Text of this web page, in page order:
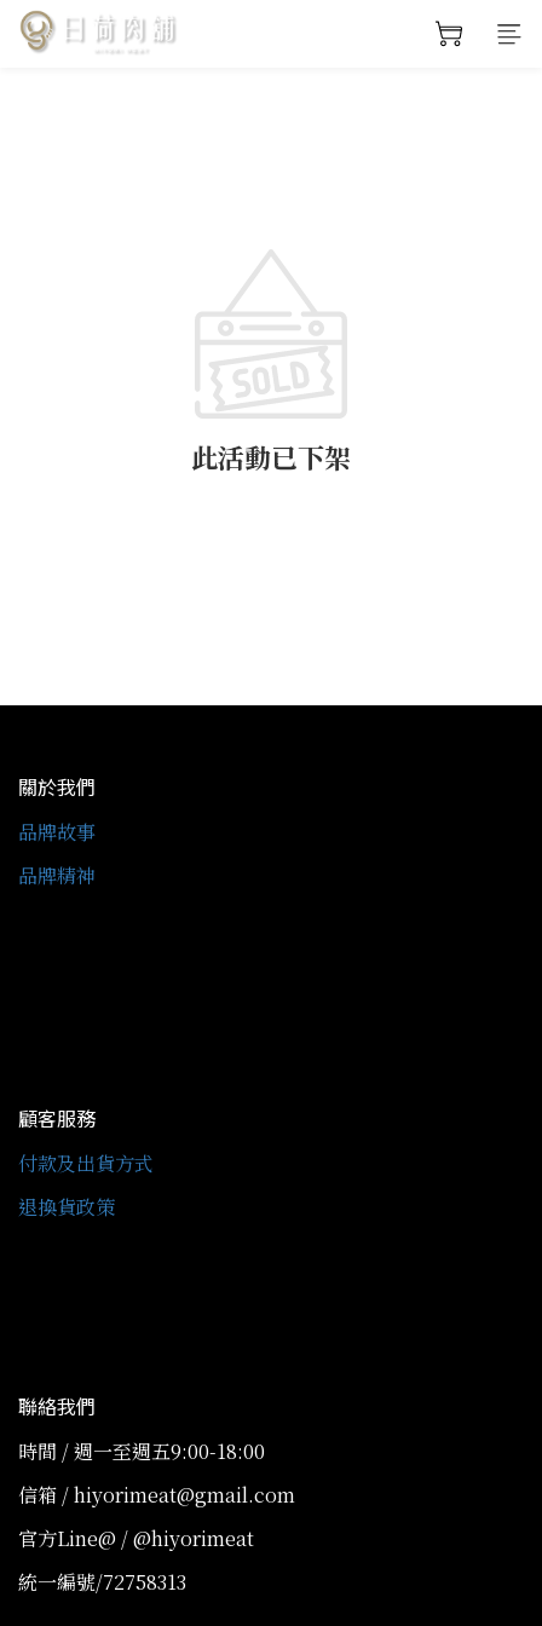
此活動已下架
關於我們
品牌故事
品牌精神
顧客服務
付款及出貨方式
退換貨政策
聯絡我們
時間 / 週一至週五9:00-18:00
信箱 / hiyorimeat@gmail.com
官方Line@ / @hiyorimeat
統一編號/72758313